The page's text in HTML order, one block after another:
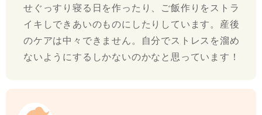
せぐっすり寝る日を作ったり、ご飯作りをストラ
イキしできあいのものにしたりしています。産後
のケアは中々できません。自分でストレスを溜め
ないようにするしかないのかなと思っています！